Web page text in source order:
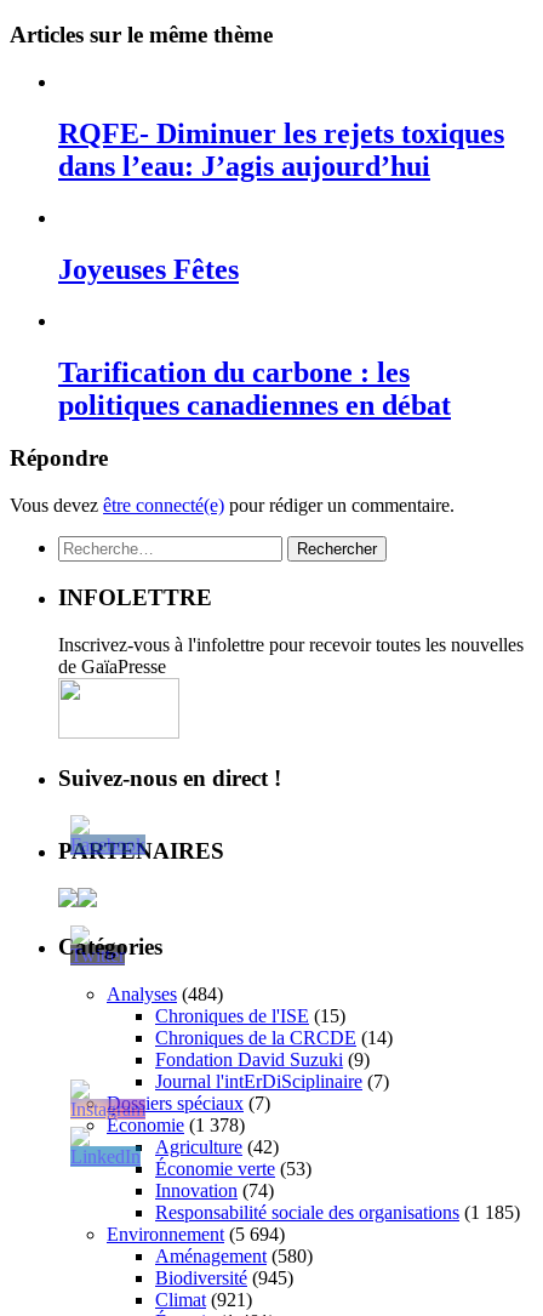
Articles sur le même thème
RQFE- Diminuer les rejets toxiques
dans l’eau: J’agis aujourd’hui
Joyeuses Fêtes
Tarification du carbone : les
politiques canadiennes en débat
Répondre
Vous devez être connecté(e) pour rédiger un commentaire.
Rechercher :
INFOLETTRE
Inscrivez-vous à l'infolettre pour recevoir toutes les nouvelles
de GaïaPresse
Suivez-nous en direct !
PARTENAIRES
Catégories
Analyses (484)
Chroniques de l'ISE (15)
Chroniques de la CRCDE (14)
Fondation David Suzuki (9)
Journal l'intErDiSciplinaire (7)
Dossiers spéciaux (7)
Économie (1 378)
Agriculture (42)
Économie verte (53)
Innovation (74)
Responsabilité sociale des organisations (1 185)
Environnement (5 694)
Aménagement (580)
Biodiversité (945)
Climat (921)